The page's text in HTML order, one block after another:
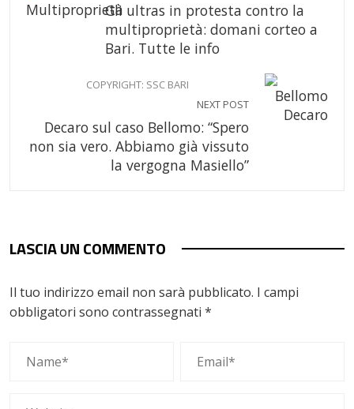
Gli ultras in protesta contro la
multiproprietà: domani corteo a
Bari. Tutte le info
COPYRIGHT: SSC BARI
NEXT POST
Decaro sul caso Bellomo: “Spero
non sia vero. Abbiamo già vissuto
la vergogna Masiello”
LASCIA UN COMMENTO
Il tuo indirizzo email non sarà pubblicato. I campi
obbligatori sono contrassegnati *